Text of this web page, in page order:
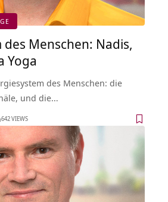
Menschen: Nadis,
Yoga
des Menschen: die
und die…
642 VIEWS